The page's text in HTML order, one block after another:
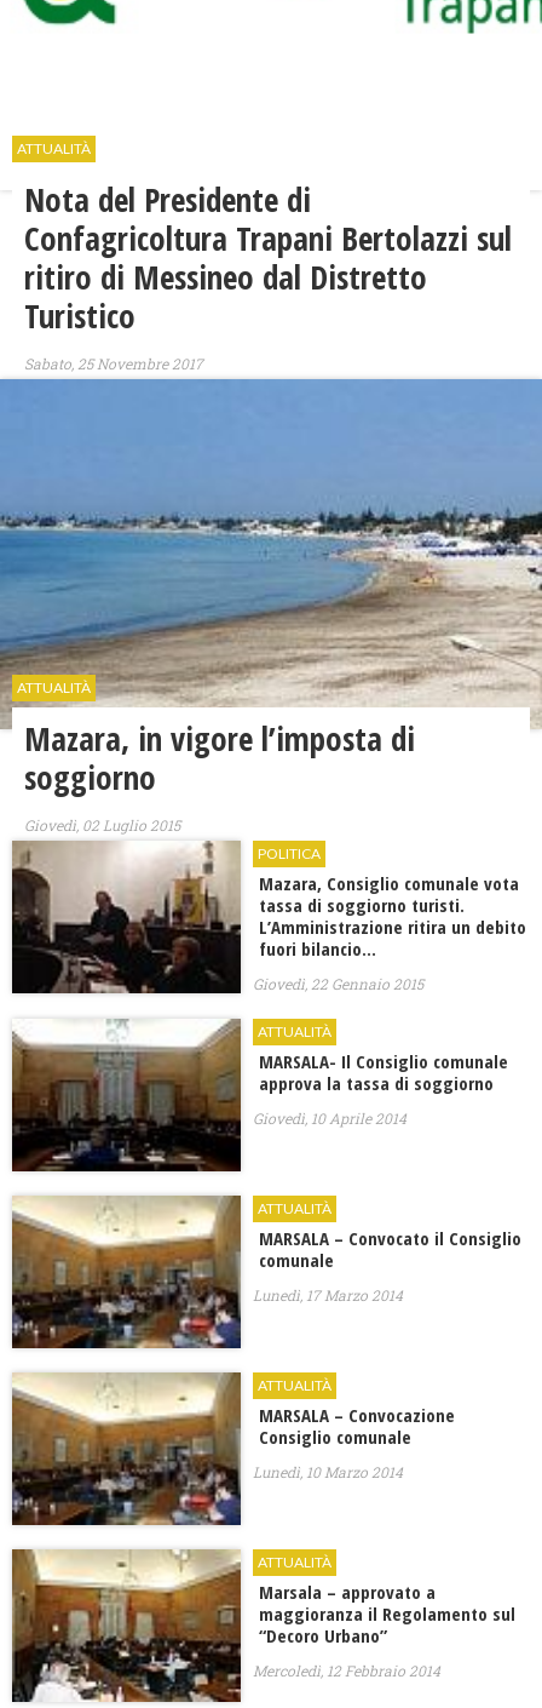
ATTUALITÀ
Nota del Presidente di
Confagricoltura Trapani Bertolazzi sul
ritiro di Messineo dal Distretto
Turistico
Sabato, 25 Novembre 2017
ATTUALITÀ
Mazara, in vigore l’imposta di
soggiorno
Giovedì, 02 Luglio 2015
POLITICA
Mazara, Consiglio comunale vota
tassa di soggiorno turisti.
L’Amministrazione ritira un debito
fuori bilancio…
Giovedì, 22 Gennaio 2015
ATTUALITÀ
MARSALA- Il Consiglio comunale
approva la tassa di soggiorno
Giovedì, 10 Aprile 2014
ATTUALITÀ
MARSALA – Convocato il Consiglio
comunale
Lunedì, 17 Marzo 2014
ATTUALITÀ
MARSALA – Convocazione
Consiglio comunale
Lunedì, 10 Marzo 2014
ATTUALITÀ
Marsala – approvato a
maggioranza il Regolamento sul
“Decoro Urbano”
Mercoledì, 12 Febbraio 2014